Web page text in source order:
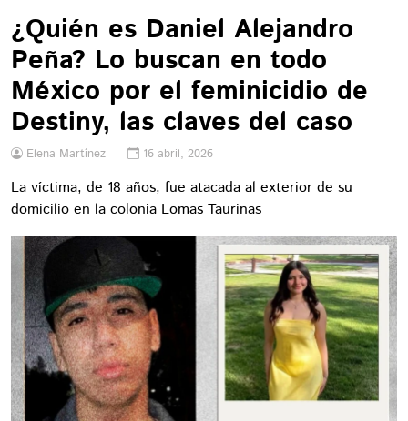
¿Quién es Daniel Alejandro
Peña? Lo buscan en todo
México por el feminicidio de
Destiny, las claves del caso
Elena Martínez 16 abril, 2026
La víctima, de 18 años, fue atacada al exterior de su
domicilio en la colonia Lomas Taurinas